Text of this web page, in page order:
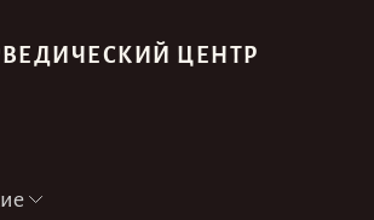
ЦЕНТР